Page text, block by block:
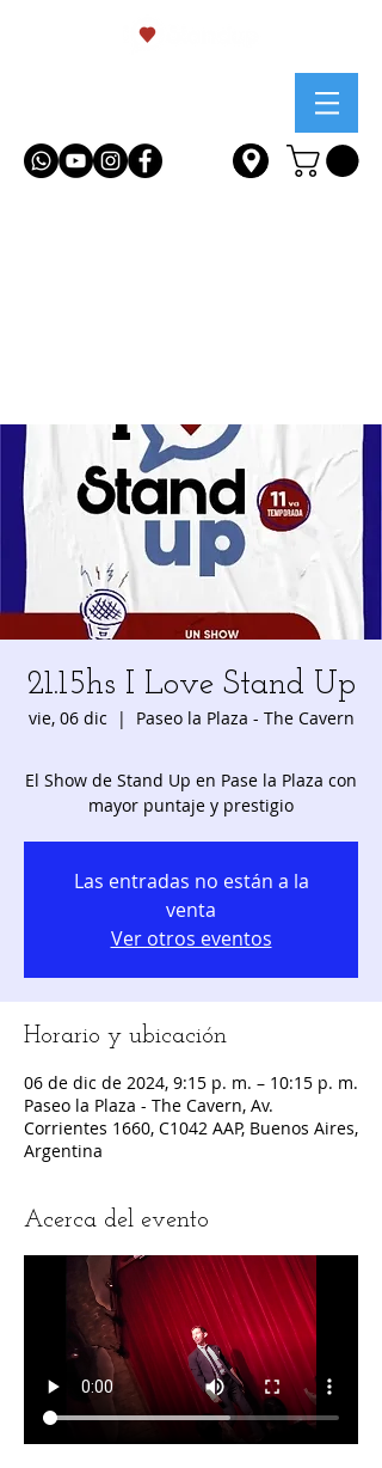
21.15hs I Love Stand Up
vie, 06 dic
  |
Paseo la Plaza - The Cavern
El Show de Stand Up en Pase la Plaza con
Las entradas no están a la
venta
Ver otros eventos
Horario y ubicación
06 de dic de 2024, 9:15 p. m. – 10:15 p. m.
Paseo la Plaza - The Cavern, Av.
Corrientes 1660, C1042 AAP, Buenos Aires,
Argentina
Acerca del evento